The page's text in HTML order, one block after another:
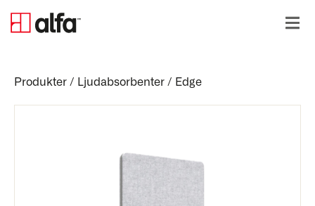
Produkter / Ljudabsorbenter / Edge